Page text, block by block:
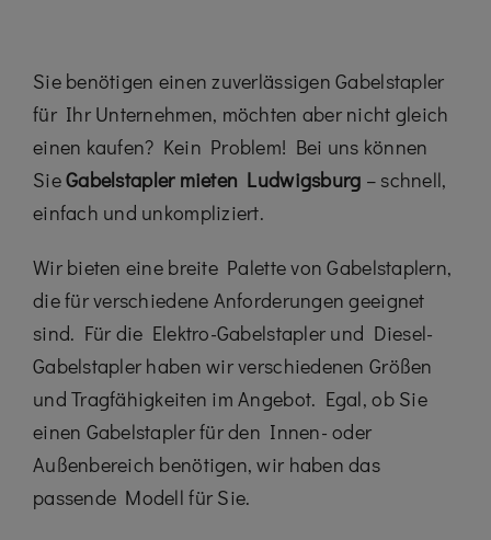
Sie benötigen einen zuverlässigen Gabelstapler
für Ihr Unternehmen, möchten aber nicht gleich
einen kaufen? Kein Problem! Bei uns können
SieGabelstapler mieten Ludwigsburg – schnell,
einfach und unkompliziert.
Wir bieten eine breite Palette von Gabelstaplern,
die für verschiedene Anforderungen geeignet
sind. Für die Elektro-Gabelstapler und Diesel-
Gabelstapler haben wir verschiedenen Größen
und Tragfähigkeiten im Angebot. Egal, ob Sie
einen Gabelstapler für den Innen- oder
Außenbereich benötigen, wir haben das
passende Modell für Sie.